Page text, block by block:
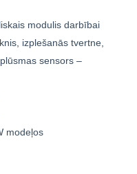
modulis darbībai
izplešanās tvertne,
sensors –
modeļos